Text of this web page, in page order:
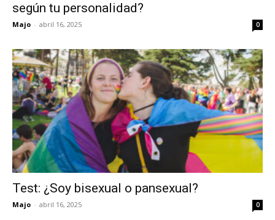
según tu personalidad?
Majo - abril 16, 2025 0
Test: ¿Soy bisexual o pansexual?
Majo - abril 16, 2025 0